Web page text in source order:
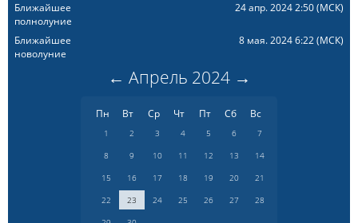
Ближайшее
полнолуние
24 апр. 2024 2:50(МСК)
Ближайшее
новолуние
8 мая. 2024 6:22(МСК)
← Апрель 2024 →
Пн Вт Ср Чт Пт Сб Вс
1 2 3 4 5 6
7
8
9 10 11 12 13
14
15
16 17 18 19 20
21
22
23 24 25 26 27
28